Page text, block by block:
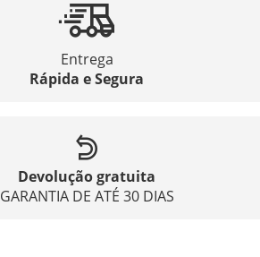
Entrega
Rápida e Segura
Devolução gratuita
GARANTIA DE ATÉ 30 DIAS